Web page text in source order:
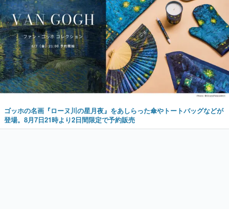
ゴッホの名画『ローヌ川の星月夜』をあしらった傘やトートバッグなどが
登場。8月7日21時より2日間限定で予約販売